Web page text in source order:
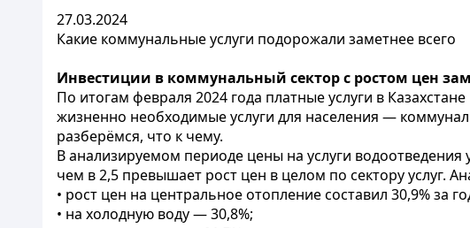
27.03.2024
Какие коммунальные услуги подорожали заметнее всего
Инвестиции в коммунальный сектор с ростом цен
По итогам февраля 2024 года платные услуги в
жизненно необходимые услуги для населения —
разберёмся, что к чему.
В анализируемом периоде цены на услуги
чем в 2,5 превышает рост цен в целом по сектору услуг.
• рост цен на центральное отопление составил 30,9% за
• на холодную воду — 30,8%;